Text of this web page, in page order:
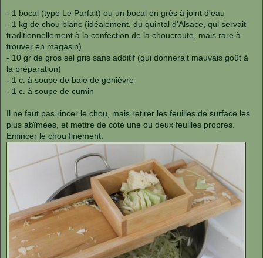
- 1 bocal (type Le Parfait) ou un bocal en grès à joint d'eau
- 1 kg de chou blanc (idéalement, du quintal d'Alsace, qui servait
traditionnellement à la confection de la choucroute, mais rare à
trouver en magasin)
- 10 gr de gros sel gris sans additif (qui donnerait mauvais goût à
la préparation)
- 1 c. à soupe de baie de genièvre
- 1 c. à soupe de cumin
Il ne faut pas rincer le chou, mais retirer les feuilles de surface les
plus abîmées, et mettre de côté une ou deux feuilles propres.
Emincer le chou finement.